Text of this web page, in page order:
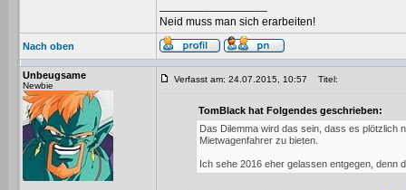
Neid muss man sich erarbeiten!
Nach oben
Unbeugsame
Newbie
Verfasst am: 24.07.2015, 10:57 Titel:
TomBlack hat Folgendes geschrieben:
Das Dilemma wird das sein, dass es plötzlich
Mietwagenfahrer zu bieten.
Ich sehe 2016 eher gelassen entgegen, denn